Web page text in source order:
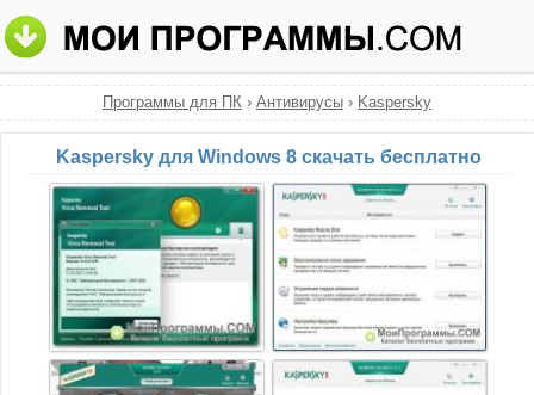
Программы для ПК › Антивирусы › Kaspersky
Kaspersky для Windows 8 скачать бесплатно